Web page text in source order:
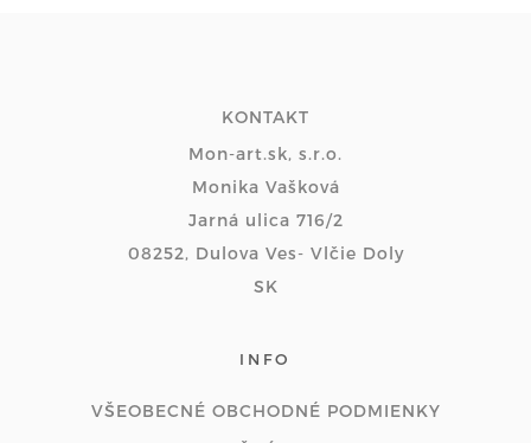
KONTAKT
Mon-art.sk, s.r.o.
Monika Vašková
Jarná ulica 716/2
08252, Dulova Ves- Vlčie Doly
SK
INFO
VŠEOBECNÉ OBCHODNÉ PODMIENKY